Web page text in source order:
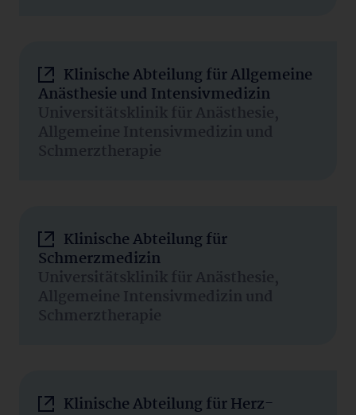
Klinische Abteilung für Allgemeine
Anästhesie und Intensivmedizin
Universitätsklinik für Anästhesie,
Allgemeine Intensivmedizin und
Schmerztherapie
Klinische Abteilung für
Schmerzmedizin
Universitätsklinik für Anästhesie,
Allgemeine Intensivmedizin und
Schmerztherapie
Klinische Abteilung für Herz-